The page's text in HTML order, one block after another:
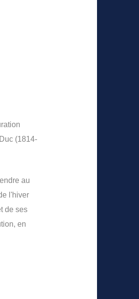
(1814-
au
l'hiver
de ses
en